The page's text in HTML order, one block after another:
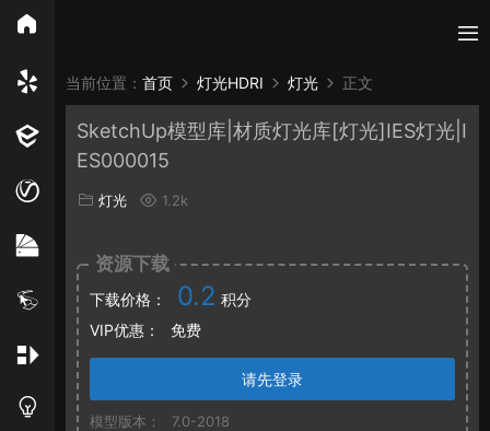
Enscape PB3构件 构件 轮廓
当前位置： 首页 灯光HDRI 灯光 正文
SketchUp模型库|材质灯光库[灯光]IES灯光|I
ES000015
灯光 1.2k
资源下载
下载价格： 0.2 积分
VIP优惠：
免费
请先登录
模型版本：
7.0-2018